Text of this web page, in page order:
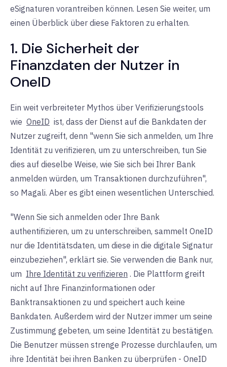
eSignaturen vorantreiben können. Lesen Sie weiter, um
einen Überblick über diese Faktoren zu erhalten.
1. Die Sicherheit der
Finanzdaten der Nutzer in
OneID
Ein weit verbreiteter Mythos über Verifizierungstools
wie OneID ist, dass der Dienst auf die Bankdaten der
Nutzer zugreift, denn "wenn Sie sich anmelden, um Ihre
Identität zu verifizieren, um zu unterschreiben, tun Sie
dies auf dieselbe Weise, wie Sie sich bei Ihrer Bank
anmelden würden, um Transaktionen durchzuführen",
so Magali. Aber es gibt einen wesentlichen Unterschied.
"Wenn Sie sich anmelden oder Ihre Bank
authentifizieren, um zu unterschreiben, sammelt OneID
nur die Identitätsdaten, um diese in die digitale Signatur
einzubeziehen", erklärt sie. Sie verwenden die Bank nur,
um Ihre Identität zu verifizieren . Die Plattform greift
nicht auf Ihre Finanzinformationen oder
Banktransaktionen zu und speichert auch keine
Bankdaten. Außerdem wird der Nutzer immer um seine
Zustimmung gebeten, um seine Identität zu bestätigen.
Die Benutzer müssen strenge Prozesse durchlaufen, um
ihre Identität bei ihren Banken zu überprüfen - OneID